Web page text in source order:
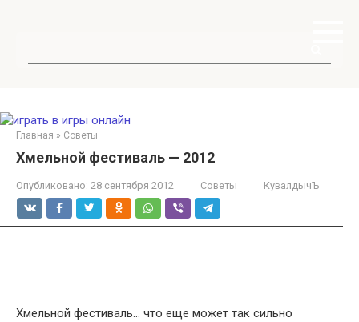
Главная » Советы
Хмельной фестиваль — 2012
Опубликовано: 28 сентября 2012 Советы КувалдычЪ
Хмельной фестиваль… что еще может так сильно